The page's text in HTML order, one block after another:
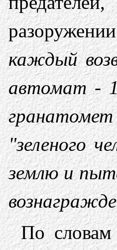
каждый
автомат -
"зеленого
землю и
По словам